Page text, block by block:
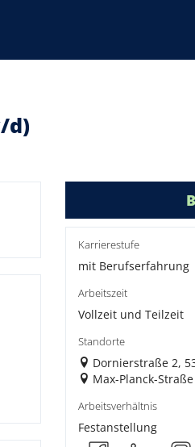
d)
Karrierestufe
mit Berufserfahrung
Arbeitszeit
Vollzeit und Teilzeit
Standorte
Dornierstraße 2,
Max-Planck-
Arbeitsverhältnis
Festanstellung